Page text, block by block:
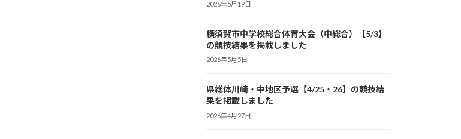
2026年5月19日
横須賀市中学校総合体育大会（中総合）【5/3】
の競技結果を掲載しました
2026年5月5日
県総体川崎・中地区予選【4/25・26】の競技結
果を掲載しました
2026年4月27日